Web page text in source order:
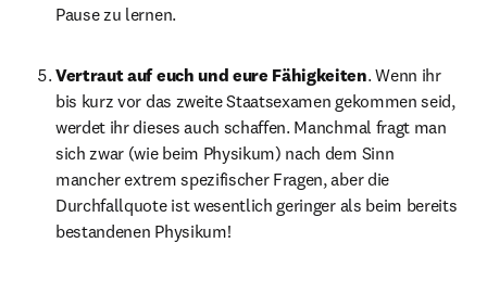
Pause zu lernen.
Vertraut auf euch und eure Fähigkeiten. Wenn ihr
bis kurz vor das zweite Staatsexamen gekommen seid,
werdet ihr dieses auch schaffen. Manchmal fragt man
sich zwar (wie beim Physikum) nach dem Sinn
mancher extrem spezifischer Fragen, aber die
Durchfallquote ist wesentlich geringer als beim bereits
bestandenen Physikum!